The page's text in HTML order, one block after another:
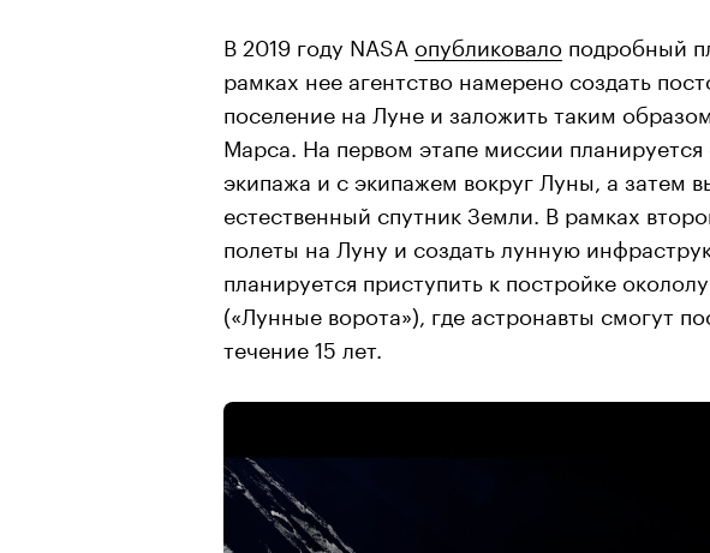
В 2019 году NASA опубликовало подробный
рамках нее агентство намерено создать
поселение на Луне и заложить таким
Марса. На первом этапе миссии
экипажа и с экипажем вокруг Луны, а затем
естественный спутник Земли. В рамках
полеты на Луну и создать лунную
планируется приступить к постройке
(«Лунные ворота»), где астронавты смогут
течение 15 лет.